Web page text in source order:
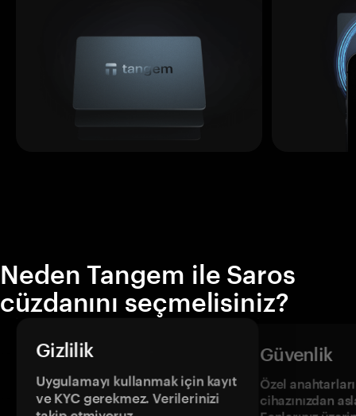
Neden Tangem ile Saros
cüzdanını seçmelisiniz?
Gizlilik
Uygulamayı kullanmak için kayıt
ve KYC gerekmez. Verilerinizi
Güvenlik
Özel
cihazınızdan